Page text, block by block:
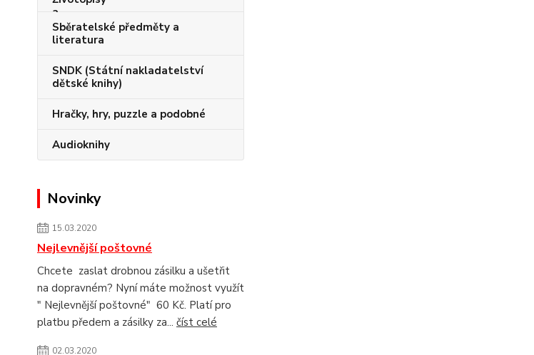
Sběratelské předměty a
literatura
SNDK (Státní nakladatelství
dětské knihy)
Hračky, hry, puzzle a podobné
Audioknihy
Novinky
15.03.2020
Nejlevnější poštovné
Chcete zaslat drobnou zásilku a ušetřit
na dopravném? Nyní máte možnost využít
" Nejlevnější poštovné" 60 Kč. Platí pro
platbu předem a zásilky za... číst celé
02.03.2020